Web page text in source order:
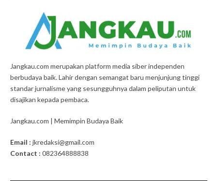
Jangkau.com merupakan platform media siber independen
berbudaya baik. Lahir dengan semangat baru menjunjung tinggi
standar jurnalisme yang sesungguhnya dalam peliputan untuk
disajikan kepada pembaca.
Jangkau.com | Memimpin Budaya Baik
Email : jkredaksi@gmail.com
Contact : 082364888838